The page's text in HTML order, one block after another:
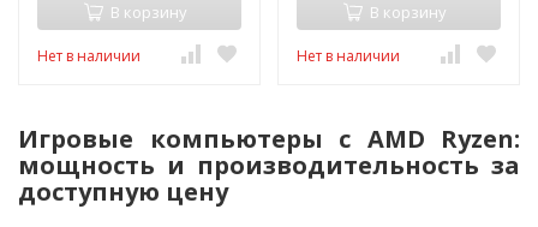
В корзину
Нет в наличии
В корзину
Нет в наличии
Игровые компьютеры с AMD Ryzen:
мощность и производительность за
доступную цену